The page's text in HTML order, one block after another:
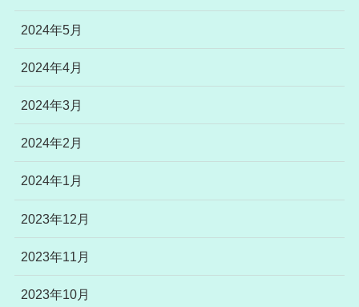
2024年5月
2024年4月
2024年3月
2024年2月
2024年1月
2023年12月
2023年11月
2023年10月